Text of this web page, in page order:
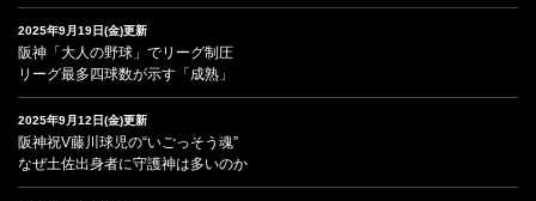
2025年9月19日(金)更新
阪神「大人の野球」でリーグ制圧
リーグ最多四球数が示す「成熟」
2025年9月12日(金)更新
阪神祝V藤川球児の“いごっそう魂”
なぜ土佐出身者に守護神は多いのか